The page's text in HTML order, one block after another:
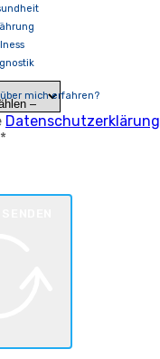
mich erfahren?
Datenschutzerklärung